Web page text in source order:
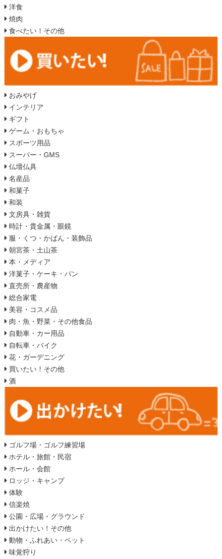
洋食
焼肉
食べたい！その他
おみやげ
インテリア
ギフト
ゲーム・おもちゃ
スポーツ用品
スーパー・GMS
仏壇仏具
名産品
和菓子
和装
文房具・雑貨
時計・貴金属・眼鏡
服・くつ・かばん・装飾品
朝宮茶・土山茶
本・メディア
洋菓子・ケーキ・パン
直売所・農産物
総合家電
美容・コスメ品
肉・魚・野菜・その他食品
自動車・カー用品
自転車・バイク
花・ガーデニング
買いたい！その他
酒
ゴルフ場・ゴルフ練習場
ホテル・旅館・民宿
ホール・会館
ロッジ・キャンプ
体験
信楽焼
公園・広場・グラウンド
出かけたい！その他
動物・ふれあい・ペット
味覚狩り